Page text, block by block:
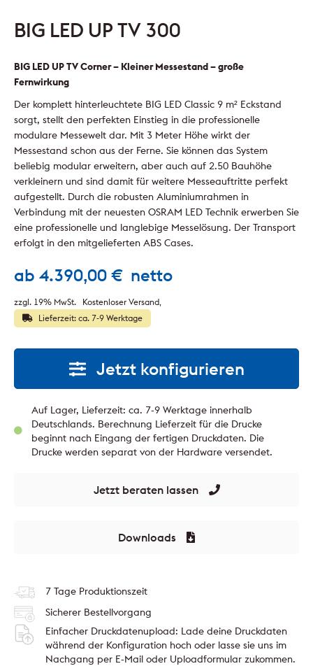
BIG LED UP TV 300
ab4.390,00 € netto
zzgl. 19% MwSt.
Kostenloser Versand
Lieferzeit: ca. 7-9 Werktage
BIG LED UP TV Corner – Kleiner Messestand – große
Fernwirkung
Der komplett hinterleuchtete BIG LED Classic 9 m² Eckstand
sorgt, stellt den perfekten Einstieg in die professionelle
modulare Messewelt dar. Mit 3 Meter Höhe wirkt der
Messestand schon aus der Ferne. Sie können das System
beliebig modular erweitern, aber auch auf 2.50 Bauhöhe
verkleinern und sind damit für weitere Messeauftritte perfekt
aufgestellt. Durch die robusten Aluminiumrahmen in
Verbindung mit der neuesten OSRAM LED Technik erwerben Sie
eine professionelle und langlebige Messelösung. Der Transport
erfolgt in den mitgelieferten ABS Cases.
Jetzt konfigurieren
Auf Lager, Lieferzeit: ca. 7-9 Werktage innerhalb
Deutschlands. Berechnung Lieferzeit für die Drucke
beginnt nach Eingang der fertigen Druckdaten. Die
Drucke werden separat von der Hardware versendet.
Jetzt beraten lassen
Downloads
7 Tage Produktionszeit
Sicherer Bestellvorgang
Einfacher Druckdatenupload: Lade deine Druckdaten
während der Konfiguration hoch oder lasse sie uns im
Nachgang per E-Mail oder Uploadformular zukommen.